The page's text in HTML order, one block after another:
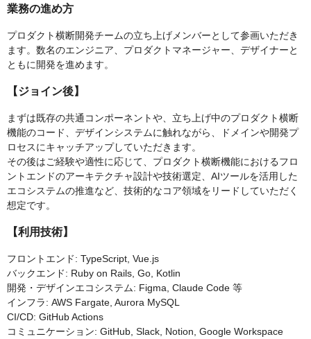
業務の進め方
プロダクト横断開発チームの立ち上げメンバーとして参画いただき
ます。数名のエンジニア、プロダクトマネージャー、デザイナーと
ともに開発を進めます。
【ジョイン後】
まずは既存の共通コンポーネントや、立ち上げ中のプロダクト横断
機能のコード、デザインシステムに触れながら、ドメインや開発プ
ロセスにキャッチアップしていただきます。
その後はご経験や適性に応じて、プロダクト横断機能におけるフロ
ントエンドのアーキテクチャ設計や技術選定、AIツールを活用した
エコシステムの推進など、技術的なコア領域をリードしていただく
想定です。
【利用技術】
フロントエンド: TypeScript, Vue.js
バックエンド: Ruby on Rails, Go, Kotlin
開発・デザインエコシステム: Figma, Claude Code 等
インフラ: AWS Fargate, Aurora MySQL
CI/CD: GitHub Actions
コミュニケーション: GitHub, Slack, Notion, Google Workspace